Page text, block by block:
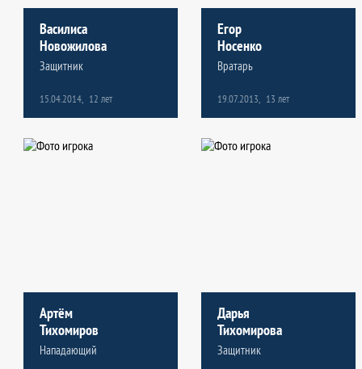
Василиса
Новожилова
Защитник
15.04.2014, 12 лет
Егор
Носенко
Вратарь
19.07.2013, 13 лет
Егор
Носенко
Вратарь
19.07.2013, 13 лет
Артур
Скворцов
Вратарь
16.05.2014,
Артём
Тихомиров
Нападающий
Дарья
Тихомирова
Защитник
8
Дарья
Тихомирова
Защитник
8
Александр
Френев
Нападающий